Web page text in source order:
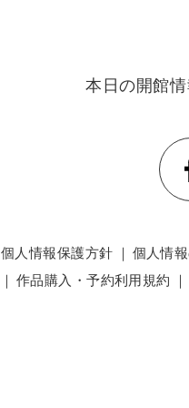
本日の開館
個人情報保護方針 ｜ 個人情
｜ 作品購入・予約利用規約 ｜